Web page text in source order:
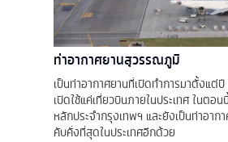
ท่าอากาศยานสุวรรณภูมิ
เป็นท่าอากาศยานที่เปิดทำการมาตั้งแ
เปิดใช้แค่เที่ยวบินภายในประเทศ ในตอ
หลักประจำกรุงเทพฯ และยังเป็นท่าอาก
คับคั่งที่สุดในประเทศอีกด้วย